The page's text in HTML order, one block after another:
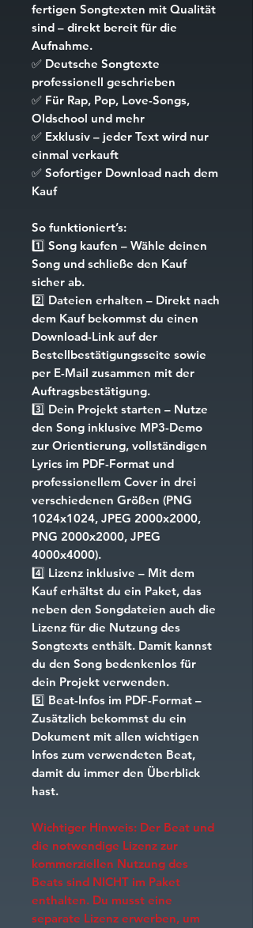
fertigen Songtexten mit Qualität
sind – direkt bereit für die
Aufnahme.
✅ Deutsche Songtexte
professionell geschrieben
✅ Für Rap, Pop, Love-Songs,
Oldschool und mehr
✅ Exklusiv – jeder Text wird nur
einmal verkauft
✅ Sofortiger Download nach dem
Kauf
So funktioniert’s:
1️⃣ Song kaufen – Wähle deinen
Song und schließe den Kauf
sicher ab.
2️⃣ Dateien erhalten – Direkt nach
dem Kauf bekommst du einen
Download-Link auf der
Bestellbestätigungsseite sowie
per E-Mail zusammen mit der
Auftragsbestätigung.
3️⃣ Dein Projekt starten – Nutze
den Song inklusive MP3-Demo
zur Orientierung, vollständigen
Lyrics im PDF-Format und
professionellem Cover in drei
verschiedenen Größen (PNG
1024x1024, JPEG 2000x2000,
PNG 2000x2000, JPEG
4000x4000).
4️⃣ Lizenz inklusive – Mit dem
Kauf erhältst du ein Paket, das
neben den Songdateien auch die
Lizenz für die Nutzung des
Songtexts enthält. Damit kannst
du den Song bedenkenlos für
dein Projekt verwenden.
5️⃣ Beat-Infos im PDF-Format –
Zusätzlich bekommst du ein
Dokument mit allen wichtigen
Infos zum verwendeten Beat,
damit du immer den Überblick
hast.
Wichtiger Hinweis: Der Beat und
die notwendige Lizenz zur
kommerziellen Nutzung des
Beats sind NICHT im Paket
enthalten. Du musst eine
separate Lizenz erwerben, um